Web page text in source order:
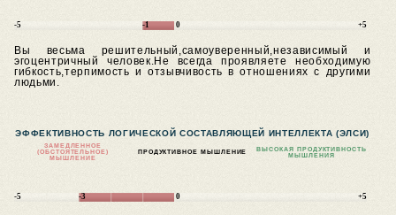
-5 -1 0 +5
Вы весьма решительный,самоуверенный,независимый и
эгоцентричный человек.Не всегда проявляете необходимую
гибкость,терпимость и отзывчивость в отношениях с другими
людьми.
ЭФФЕКТИВНОСТЬ ЛОГИЧЕСКОЙ СОСТАВЛЯЮЩЕЙ ИНТЕЛЛЕКТА (ЭЛСИ)
ЗАМЕДЛЕННОЕ
(ОБСТОЯТЕЛЬНОЕ)
МЫШЛЕНИЕ
ПРОДУКТИВНОЕ МЫШЛЕНИЕ
ВЫСОКАЯ ПРОДУКТИВНОСТЬ
МЫШЛЕНИЯ
-5 -3 0 +5